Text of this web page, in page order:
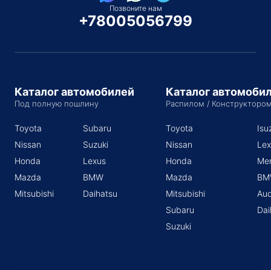
Позвоните нам
+78005056799
Каталог автомобилей
Под полную пошлину
Toyota
Nissan
Honda
Mazda
Mitsubishi
Subaru
Suzuki
Lexus
BMW
Daihatsu
Каталог
Распилом /
Toyota
Nissan
Honda
Mazda
Mitsubishi
Subaru
Suzuki